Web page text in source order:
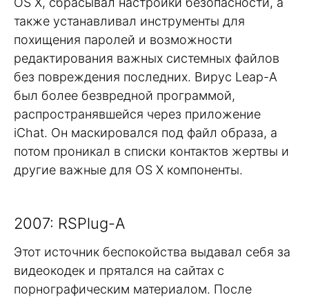
также устанавливал инструменты для
похищения паролей и возможности
редактирования важных системных файлов
без повреждения последних. Вирус Leap-A
был более безвредной программой,
распространявшейся через приложение
iChat. Он маскировался под файл образа, а
потом проникал в списки контактов жертвы и
другие важные для OS X компоненты.
2007: RSPlug-A
Этот источник беспокойства выдавал себя за
видеокодек и прятался на сайтах с
порнографическим материалом. После